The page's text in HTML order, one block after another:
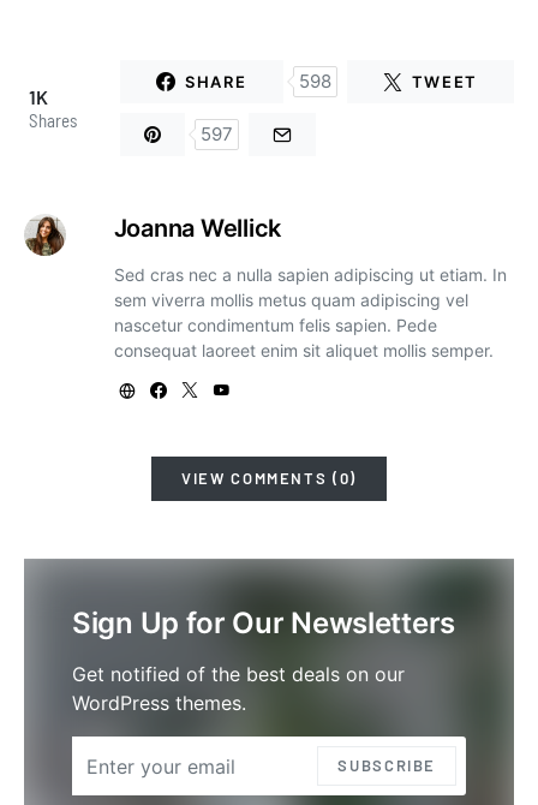
1K
Shares
SHARE 598 TWEET
597
Joanna Wellick
Sed cras nec a nulla sapien adipiscing ut etiam. In
sem viverra mollis metus quam adipiscing vel
nascetur condimentum felis sapien. Pede
consequat laoreet enim sit aliquet mollis semper.
VIEW COMMENTS (0)
Sign Up for Our Newsletters
Get notified of the best deals on our
WordPress themes.
SUBSCRIBE